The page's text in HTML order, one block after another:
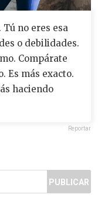
no eres esa
o debilidades.
Compárate
Es más exacto.
haciendo
Reportar
PUBLICAR